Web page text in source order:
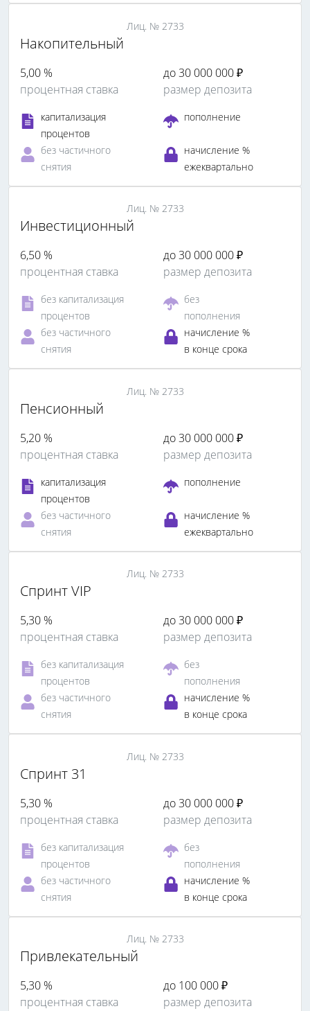
Лиц. № 2733
Накопительный
5,00 %
процентная ставка
до 30 000 000 ₽
размер депозита
капитализация
процентов
пополнение
без частичного
снятия
начисление %
ежеквартально
Лиц. № 2733
Инвестиционный
6,50 %
процентная ставка
до 30 000 000 ₽
размер депозита
без капитализация
процентов
без
пополнения
без частичного
снятия
начисление %
в конце срока
Лиц. № 2733
Пенсионный
5,20 %
процентная ставка
до 30 000 000 ₽
размер депозита
капитализация
процентов
пополнение
без частичного
снятия
начисление %
ежеквартально
Лиц. № 2733
Спринт VIP
5,30 %
процентная ставка
до 30 000 000 ₽
размер депозита
без капитализация
процентов
без
пополнения
без частичного
снятия
начисление %
в конце срока
Лиц. № 2733
Спринт 31
5,30 %
процентная ставка
до 30 000 000 ₽
размер депозита
без капитализация
процентов
без
пополнения
без частичного
снятия
начисление %
в конце срока
Лиц. № 2733
Привлекательный
5,30 %
процентная ставка
до 100 000 ₽
размер депозита